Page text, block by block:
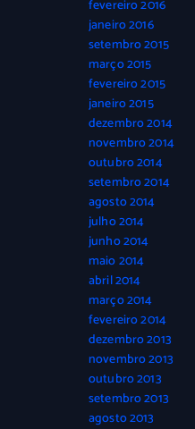
fevereiro 2016
janeiro 2016
setembro 2015
março 2015
fevereiro 2015
janeiro 2015
dezembro 2014
novembro 2014
outubro 2014
setembro 2014
agosto 2014
julho 2014
junho 2014
maio 2014
abril 2014
março 2014
fevereiro 2014
dezembro 2013
novembro 2013
outubro 2013
setembro 2013
agosto 2013